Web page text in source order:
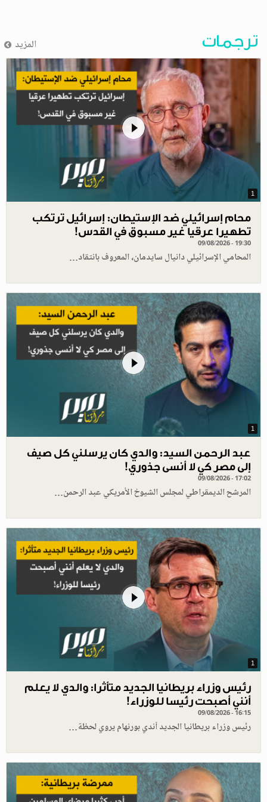
ترجمات المزيد
1
محام إسرائيلي ضد الإستيطان: إسرائيل ترتكب
تطهيرا عرقيا غير مسبوق في القدس!
09/08/2026 - 19:30
المحامي الإسرائيلي دانيال سايدمان، المعروف بانتقاد…
1
عبد الرحمن السيد: والدي كان يرسلني كل صيف
إلى مصر كي لا أنسى جذوري!
09/08/2026 - 17:02
المرشح الديمقراطي لمجلس الشيوخ الأمريكي عبد الرحمن…
1
رئيس وزراء بريطانيا الجديد متأثرا: والدي لا يعلم
أنني أصبحت رئيسا للوزراء!
09/08/2026 - 16:15
رئيس وزراء بريطانيا الجديد آندي بورنهام يروي لحظة…